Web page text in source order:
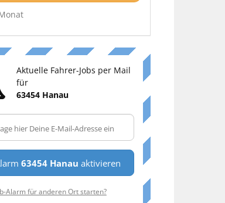
Aktuelle Fahrer-Jobs per Mail
für
63454 Hanau
63454 Hanau aktivieren
Alarm für anderen Ort starten?